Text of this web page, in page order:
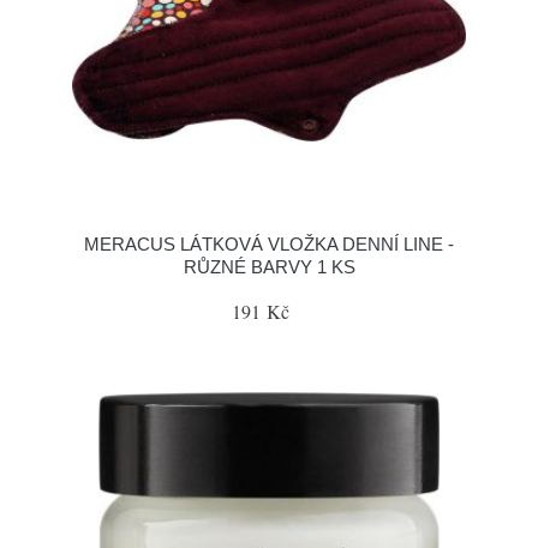
MERACUS LÁTKOVÁ VLOŽKA DENNÍ LINE -
RŮZNÉ BARVY 1 KS
191 Kč